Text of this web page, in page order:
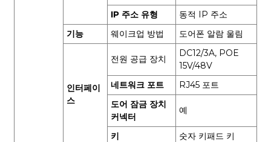
IP 주소 유형
동적 IP 주소
기능
웨이크업 방법 도어폰 알람 울림
인터페이
스
전원 공급 장치
DC12/3A, POE
15V/48V
네트워크 포트
RJ45 포트
도어 잠금 장치
커넥터
예
키
숫자 키패드 키